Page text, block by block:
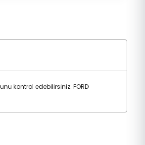
kontrol edebilirsiniz. FORD